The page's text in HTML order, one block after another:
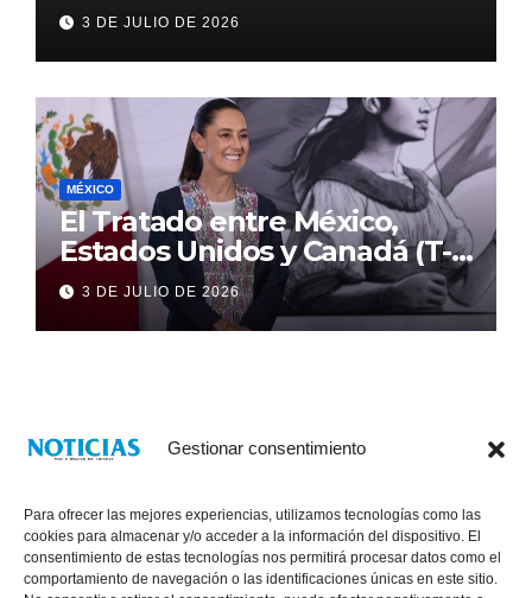
Gestionar consentimiento
Para ofrecer las mejores experiencias, utilizamos tecnologías como las
cookies para almacenar y/o acceder a la información del dispositivo. El
consentimiento de estas tecnologías nos permitirá procesar datos como el
comportamiento de navegación o las identificaciones únicas en este sitio.
3 DE JULIO DE 2026
MÉXICO
El Tratado entre México,
Estados Unidos y Canadá (T-
MEC) se mantiene hasta el
2036: Presidenta Claudia
Sheinbaum
3 DE JULIO DE 2026